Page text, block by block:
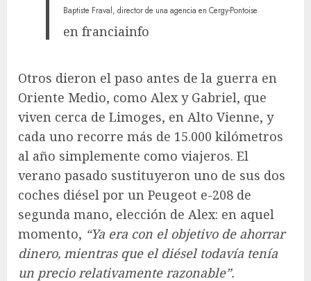
Baptiste Fraval, director de una agencia en Cergy-Pontoise
en franciainfo
Otros dieron el paso antes de la guerra en
Oriente Medio, como Alex y Gabriel, que
viven cerca de Limoges, en Alto Vienne, y
cada uno recorre más de 15.000 kilómetros
al año simplemente como viajeros. El
verano pasado sustituyeron uno de sus dos
coches diésel por un Peugeot e-208 de
segunda mano, elección de Alex: en aquel
momento, “Ya era con el objetivo de ahorrar
dinero, mientras que el diésel todavía tenía
un precio relativamente razonable”.